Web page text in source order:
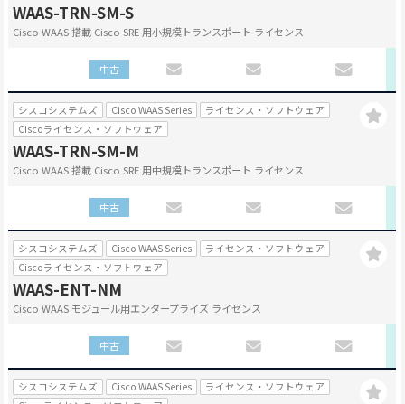
WAAS-TRN-SM-S
Cisco WAAS 搭載 Cisco SRE 用小規模トランスポート ライセンス
中古
シスコシステムズ Cisco WAAS Series
ライセンス・ソフトウェア
Ciscoライセンス・ソフトウェア
WAAS-TRN-SM-M
Cisco WAAS 搭載 Cisco SRE 用中規模トランスポート ライセンス
中古
シスコシステムズ Cisco WAAS Series
ライセンス・ソフトウェア
Ciscoライセンス・ソフトウェア
WAAS-ENT-NM
Cisco WAAS モジュール用エンタープライズ ライセンス
中古
シスコシステムズ Cisco WAAS Series
ライセンス・ソフトウェア